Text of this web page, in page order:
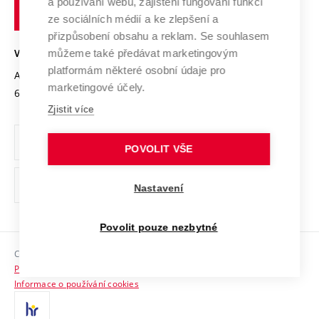
Open Science
Projekty
Projekty ze strukturálních fondů
Specifický výzkum
Mezinárodní dohody
Univerzitní sítě
Podnikavá univerzita / ContriBUTe
Bezpečná univerzita
Vyznamenání
Organizační struktura
Ochrana osobních údajů
odkaz)
Sociální bezpečí
HR Award
technické
VYSOKÉ UČENÍ TECHNICKÉ V BRNĚ
Antonínská 548/1
602 00 Brno
www.vut.cz
vut@vutbr.cz
Copyright © 2026 VUT
Prohlášení o přístupnosti
Informace o používání cookies
ze sociálních médií a ke zlepšení a
přizpůsobení obsahu a reklam. Se souhlasem
můžeme také předávat marketingovým
platformám některé osobní údaje pro
marketingové účely.
Zjistit více
POVOLIT VŠE
Nastavení
Povolit pouze nezbytné